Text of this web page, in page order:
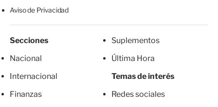
Aviso de Privacidad
Secciones
Nacional
Internacional
Finanzas
Suplementos
Última Hora
Temas de interés
Redes sociales